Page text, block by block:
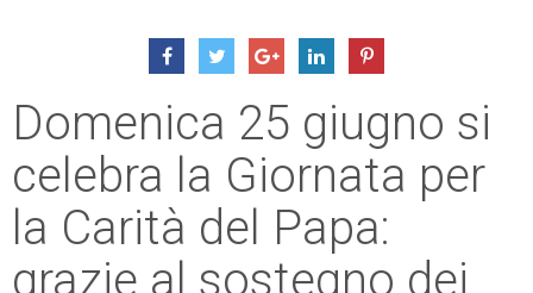
Domenica 25 giugno si
celebra la Giornata per
la Carità del Papa:
grazie al sostegno dei